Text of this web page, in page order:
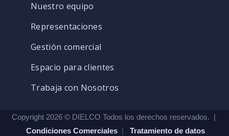
Nuestro equipo
Representaciones
Gestión comercial
Espacio para clientes
Trabaja con Nosotros
Copyright 2026 © DIELCO Todos los derechos reservados. |
Condiciones Comerciales | Tratamiento de datos